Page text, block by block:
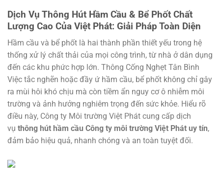
Dịch Vụ Thông Hút Hầm Cầu & Bể Phốt Chất
Lượng Cao Của Việt Phát: Giải Pháp Toàn Diện
Hầm cầu và bể phốt là hai thành phần thiết yếu trong hệ
thống xử lý chất thải của mọi công trình, từ nhà ở dân dụng
đến các khu phức hợp lớn. Thông Cống Nghẹt Tân Bình
Việc tắc nghẽn hoặc đầy ứ hầm cầu, bể phốt không chỉ gây
ra mùi hôi khó chịu mà còn tiềm ẩn nguy cơ ô nhiễm môi
trường và ảnh hưởng nghiêm trọng đến sức khỏe. Hiểu rõ
điều này, Công ty Môi trường Việt Phát cung cấp dịch
vụ thông hút hầm cầu Công ty môi trường Việt Phát uy tín,
đảm bảo hiệu quả, nhanh chóng và an toàn tuyệt đối.